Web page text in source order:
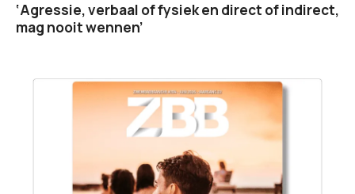
‘Agressie, verbaal of fysiek en direct of indirect,
mag nooit wennen’